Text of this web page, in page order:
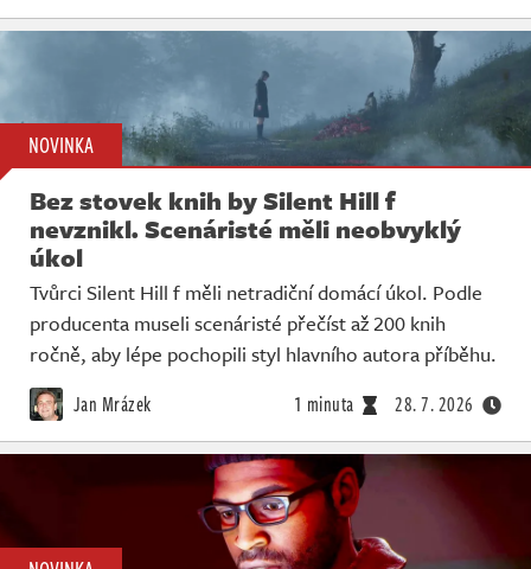
NOVINKA
Bez stovek knih by Silent Hill f
nevznikl. Scenáristé měli neobvyklý
úkol
Tvůrci Silent Hill f měli netradiční domácí úkol. Podle
producenta museli scenáristé přečíst až 200 knih
ročně, aby lépe pochopili styl hlavního autora příběhu.
Jan Mrázek 1 minuta 28. 7. 2026